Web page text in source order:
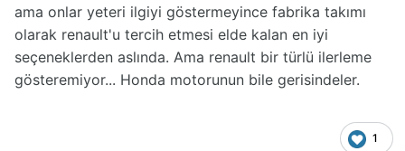
ama onlar yeteri ilgiyi göstermeyince fabrika takımı
olarak renault'u tercih etmesi elde kalan en iyi
seçeneklerden aslında. Ama renault bir türlü ilerleme
gösteremiyor... Honda motorunun bile gerisindeler.
1